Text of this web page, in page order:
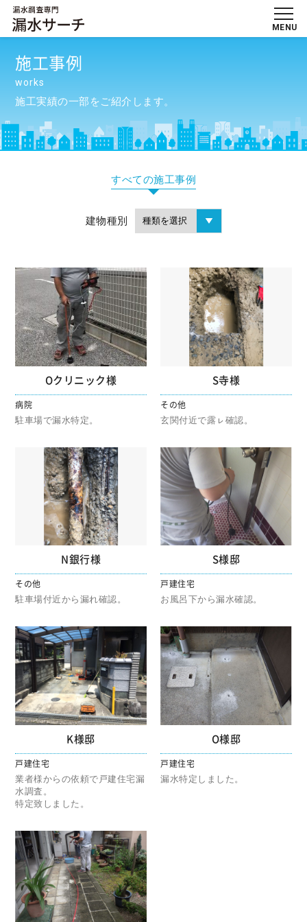
MENU
施工事例
works
施工実績の一部をご紹介します。
すべての施工事例
建物種別
Oクリニック様
病院
駐車場で漏水特定。
S寺様
その他
玄関付近で露ㇾ確認。
N銀行様
その他
駐車場付近から漏れ確認。
S様邸
戸建住宅
お風呂下から漏水確認。
K様邸
戸建住宅
業者様からの依頼で戸建住宅漏
水調査。
特定致しました。
O様邸
戸建住宅
漏水特定しました。